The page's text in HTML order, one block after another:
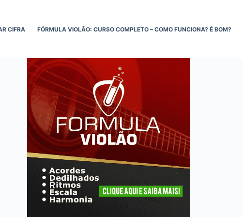
CIFRA FÓRMULA VIOLÃO: CURSO COMPLETO – COMO FUNCIONA? É BOM?